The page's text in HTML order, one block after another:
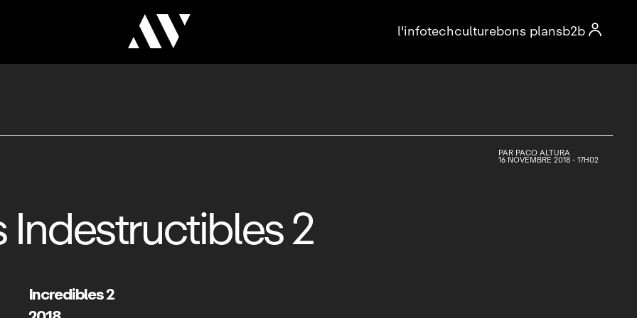

l'infotechculturebons plansb2b
PAR PACO ALTURA
16 NOVEMBRE 2018 - 17H02
Indestructibles 2
Incredibles 2